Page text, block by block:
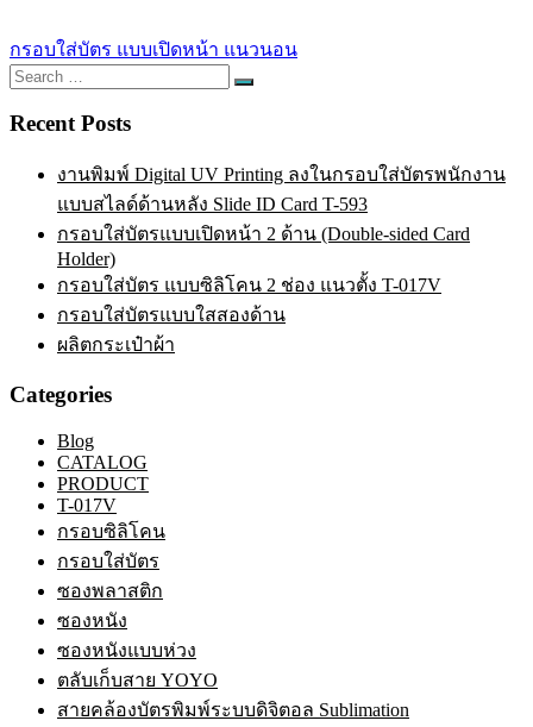
Post
navigation
กรอบใส่บัตร แบบเปิดหน้า แนวนอน
Search
for:
Search
Recent Posts
งานพิมพ์ Digital UV Printing ลงในกรอบใส่บัตรพนักงาน
แบบสไลด์ด้านหลัง Slide ID Card T-593
กรอบใส่บัตรแบบเปิดหน้า 2 ด้าน (Double-sided Card
Holder)
กรอบใส่บัตร แบบซิลิโคน 2 ช่อง แนวตั้ง T-017V
กรอบใส่บัตรแบบใสสองด้าน
ผลิตกระเป๋าผ้า
Categories
Blog
CATALOG
PRODUCT
T-017V
กรอบซิลิโคน
กรอบใส่บัตร
ซองพลาสติก
ซองหนัง
ซองหนังแบบห่วง
ตลับเก็บสาย YOYO
สายคล้องบัตรพิมพ์ระบบดิจิตอล Sublimation